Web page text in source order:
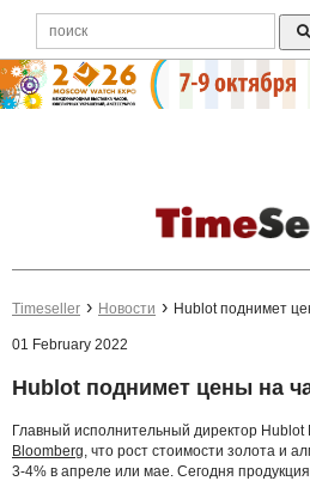
Timeseller Новости Hublot поднимет
01 February 2022
Hublot поднимет цены на
Главный исполнительный директор
Bloomberg, что рост стоимости золота и
3-4% в апреле или мае. Сегодня